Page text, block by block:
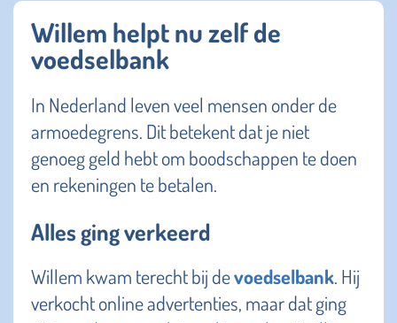
Willem helpt nu zelf de
voedselbank
In Nederland leven veel mensen onder de
armoedegrens. Dit betekent dat je niet
genoeg geld hebt om boodschappen te doen
en rekeningen te betalen.
Alles ging verkeerd
Willem kwam terecht bij devoedselbank. Hij
verkocht online advertenties, maar dat ging